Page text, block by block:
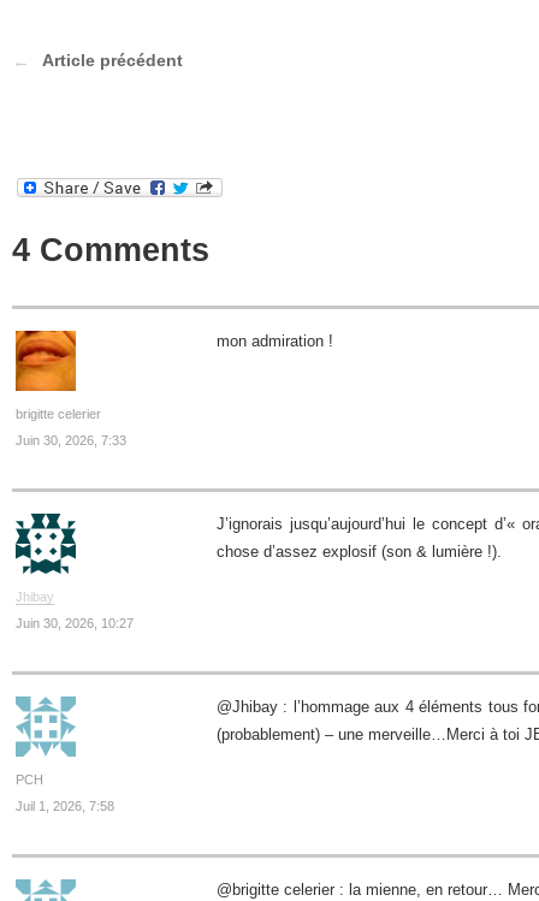
Article précédent
4 Comments
brigitte celerier
Juin 30, 2026, 7:33
mon admiration !
Jhibay
Juin 30, 2026, 10:27
J’ignorais jusqu’aujourd’hui le concept
chose d’assez explosif (son & lumière !).
PCH
Juil 1, 2026, 7:58
@Jhibay : l’hommage aux 4 éléments tous
(probablement) – une merveille…Merci à toi
@brigitte celerier : la mienne, en retour…